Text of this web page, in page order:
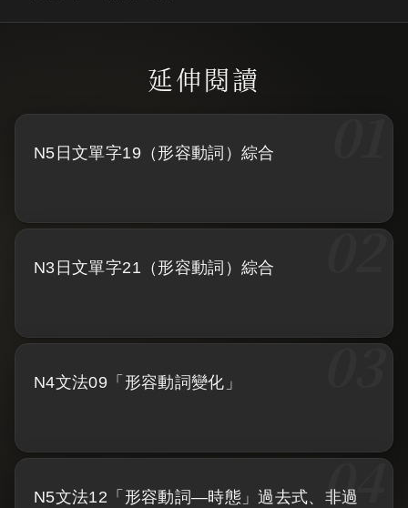
N5日文單字19（形容動詞）綜合
N3日文單字21（形容動詞）綜合
N4文法09「形容動詞變化」
N5文法12「形容動詞—時態」過去式、非過